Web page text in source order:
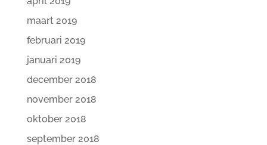
maart 2019
februari 2019
januari 2019
december 2018
november 2018
oktober 2018
september 2018